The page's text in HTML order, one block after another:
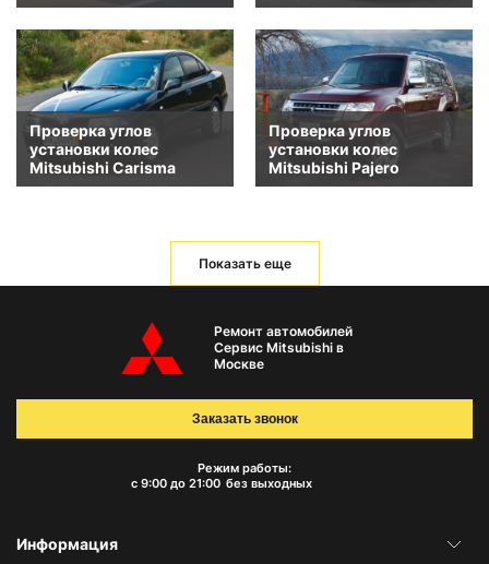
Проверка углов
установки колес
Mitsubishi Carisma
Проверка углов
установки колес
Mitsubishi Pajero
Показать еще
Ремонт автомобилей
Сервис Mitsubishi в
Москве
Режим работы:
с 9:00 до 21:00 без выходных
Заказать звонок
Информация